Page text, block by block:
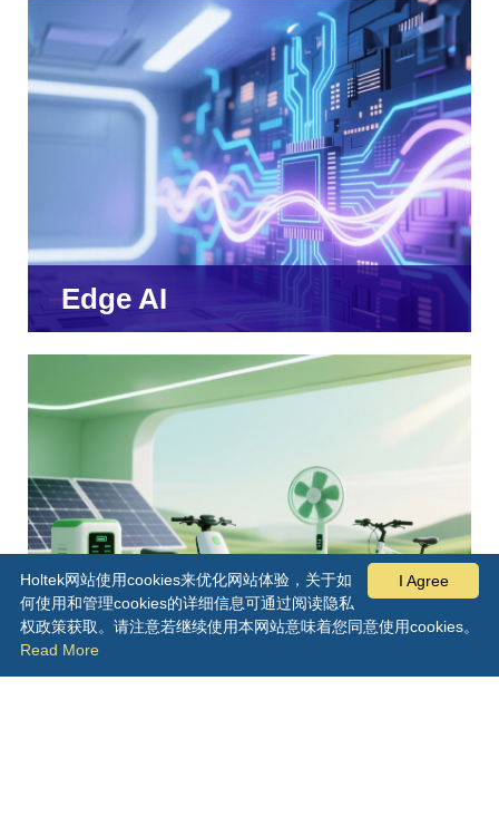
Edge AI
绿色能源
I Agree
Holtek网站使用cookies来优化网站体验，关于如
何使用和管理cookies的详细信息可通过阅读隐私
权政策获取。请注意若继续使用本网站意味着您同意使用cookies。
Read More